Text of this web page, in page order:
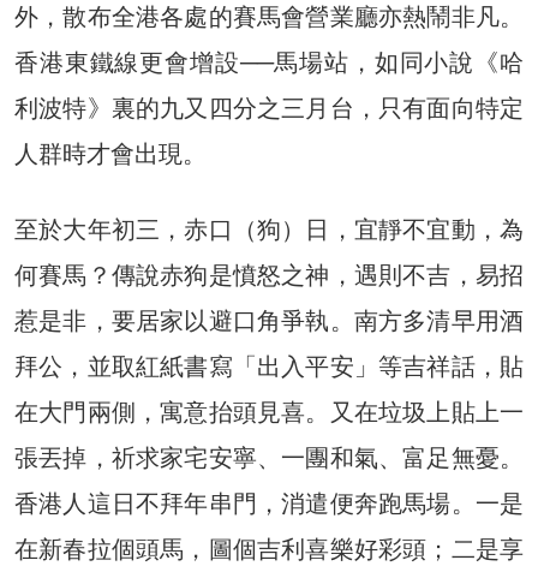
外，散布全港各處的賽馬會營業廳亦熱鬧非凡。
香港東鐵線更會增設──馬場站，如同小說《哈
利波特》裏的九又四分之三月台，只有面向特定
人群時才會出現。
至於大年初三，赤口（狗）日，宜靜不宜動，為
何賽馬？傳說赤狗是憤怒之神，遇則不吉，易招
惹是非，要居家以避口角爭執。南方多清早用酒
拜公，並取紅紙書寫「出入平安」等吉祥話，貼
在大門兩側，寓意抬頭見喜。又在垃圾上貼上一
張丟掉，祈求家宅安寧、一團和氣、富足無憂。
香港人這日不拜年串門，消遣便奔跑馬場。一是
在新春拉個頭馬，圖個吉利喜樂好彩頭；二是享